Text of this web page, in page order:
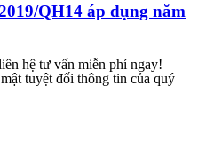
QH14 áp dụng năm
hệ tư vấn miễn phí ngay!
tuyệt đối thông tin của quý